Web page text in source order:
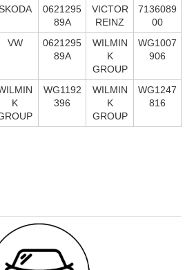
0621295
89A
VICTOR
REINZ
7136089
00
VW
0621295
89A
WILMIN
K
GROUP
WG1007
906
K
WG1192
396
WILMIN
K
GROUP
WG1247
816